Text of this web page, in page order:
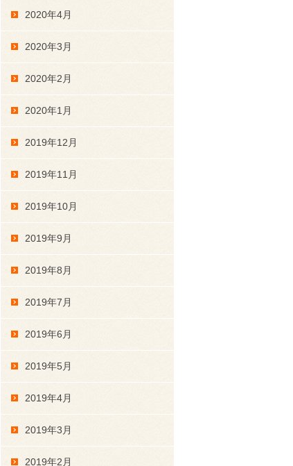
2020年4月
2020年3月
2020年2月
2020年1月
2019年12月
2019年11月
2019年10月
2019年9月
2019年8月
2019年7月
2019年6月
2019年5月
2019年4月
2019年3月
2019年2月